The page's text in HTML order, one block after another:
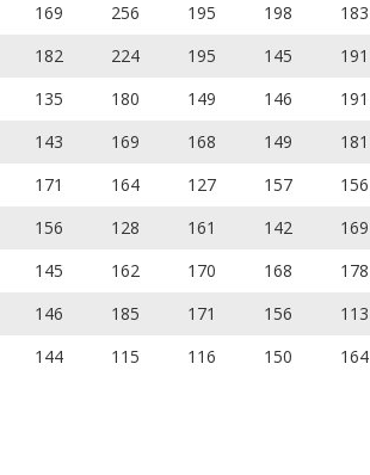
169 256 195 198 183
182 224 195 145 191
135 180 149 146 191
143 169 168 149 181
171 164 127 157 156
156 128 161 142 169
145 162 170 168 178
146 185 171 156 113
144 115 116 150 164